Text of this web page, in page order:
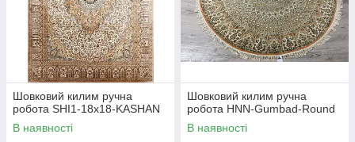
Шовковий килим ручна
робота SHI1-18х18-KASHAN
В наявності
Шовковий килим ручна
робота HNN-Gumbad-Round
В наявності